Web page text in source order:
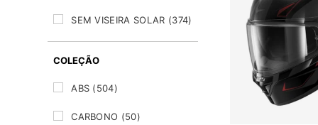
SEM VISEIRA SOLAR (374)
COLEÇÃO
ABS (504)
CARBONO (50)
RACE TECH(21)
SCHUBERTH
SHARK (24)